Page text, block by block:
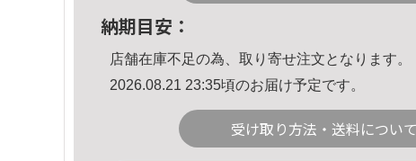
納期目安：
店舗在庫不足の為、取り寄せ注文となります。
2026.08.21 23:35頃のお届け予定です。
受け取り方法・送料について